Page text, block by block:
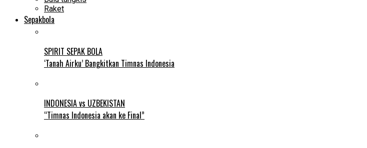
Raket
Sepakbola
SPIRIT SEPAK BOLA
‘Tanah Airku’ Bangkitkan Timnas Indonesia
INDONESIA vs UZBEKISTAN
“Timnas Indonesia akan ke Final”